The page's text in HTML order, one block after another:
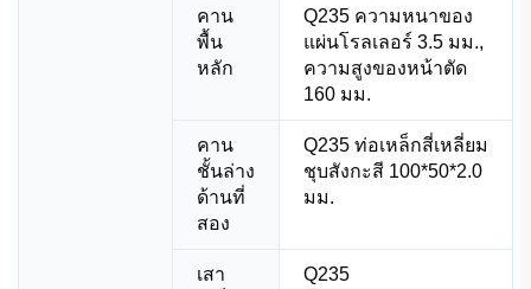
คาน
พื้น
หลัก
Q235 ความหนาของ
แผ่นโรลเลอร์ 3.5 มม.,
ความสูงของหน้าตัด
160 มม.
คาน
ชั้นล่าง
ด้านที่
สอง
Q235 ท่อเหล็กสี่เหลี่ยม
ชุบสังกะสี 100*50*2.0
มม.
เสา
Q235